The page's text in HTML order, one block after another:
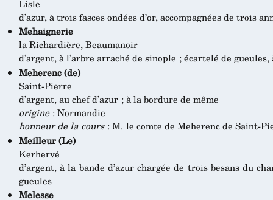
Lisle
d’azur, à trois fasces ondées d’or, accompagnées de trois
Mehaignerie
la Richardière, Beaumanoir
d’argent, à l’arbre arraché de sinople ; écartelé de
Meherenc (de)
Saint-Pierre
d’argent, au chef d’azur ; à la bordure de même
origine: Normandie
honneur de la cours: M. le comte de Meherenc de Saint-
Meilleur (Le)
Kerhervé
d’argent, à la bande d’azur chargée de trois besans du
gueules
Melesse